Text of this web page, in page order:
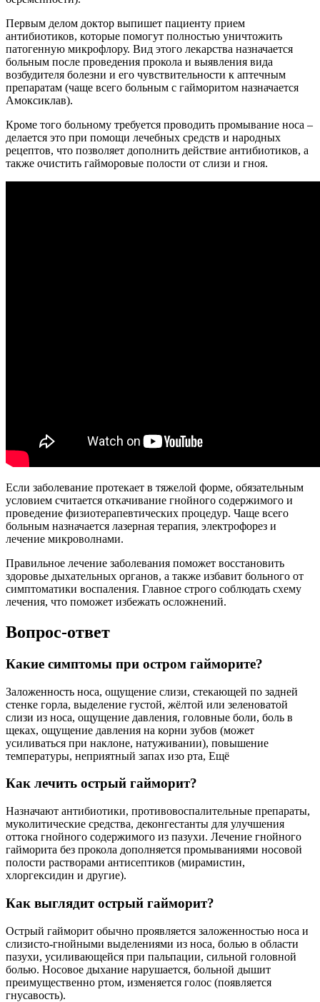
Первым делом доктор выпишет пациенту прием
антибиотиков, которые помогут полностью уничтожить
патогенную микрофлору. Вид этого лекарства назначается
больным после проведения прокола и выявления вида
возбудителя болезни и его чувствительности к аптечным
препаратам (чаще всего больным с гайморитом назначается
Амоксиклав).
Кроме того больному требуется проводить промывание носа –
делается это при помощи лечебных средств и народных
рецептов, что позволяет дополнить действие антибиотиков, а
также очистить гайморовые полости от слизи и гноя.
Если заболевание протекает в тяжелой форме, обязательным
условием считается откачивание гнойного содержимого и
проведение физиотерапевтических процедур. Чаще всего
больным назначается лазерная терапия, электрофорез и
лечение микроволнами.
Правильное лечение заболевания поможет восстановить
здоровье дыхательных органов, а также избавит больного от
симптоматики воспаления. Главное строго соблюдать схему
лечения, что поможет избежать осложнений.
Вопрос-ответ
Какие симптомы при остром гайморите?
Заложенность носа, ощущение слизи, стекающей по задней
стенке горла, выделение густой, жёлтой или зеленоватой
слизи из носа, ощущение давления, головные боли, боль в
щеках, ощущение давления на корни зубов (может
усиливаться при наклоне, натуживании), повышение
температуры, неприятный запах изо рта, Ещё
Как лечить острый гайморит?
Назначают антибиотики, противовоспалительные препараты,
муколитические средства, деконгестанты для улучшения
оттока гнойного содержимого из пазухи. Лечение гнойного
гайморита без прокола дополняется промываниями носовой
полости растворами антисептиков (мирамистин,
хлоргексидин и другие).
Как выглядит острый гайморит?
Острый гайморит обычно проявляется заложенностью носа и
слизисто-гнойными выделениями из носа, болью в области
пазухи, усиливающейся при пальпации, сильной головной
болью. Носовое дыхание нарушается, больной дышит
преимущественно ртом, изменяется голос (появляется
гнусавость).